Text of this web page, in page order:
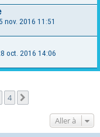
nov. 2016 11:51
oct. 2016 14:06
4
Aller à